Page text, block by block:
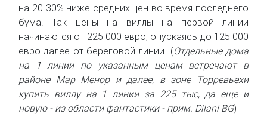
на 20-30% ниже средних цен во время последнего
бума. Так цены на виллы на первой линии
начинаются от 225 000 евро, опускаясь до 125 000
евро далее от береговой линии. (Отдельные дома
на 1 линии по указанным ценам встречают в
районе Мар Менор и далее, в зоне Торревьехи
купить виллу на 1 линии за 225 тыс, да еще и
новую - из области фантастики - прим. Dilani BG)